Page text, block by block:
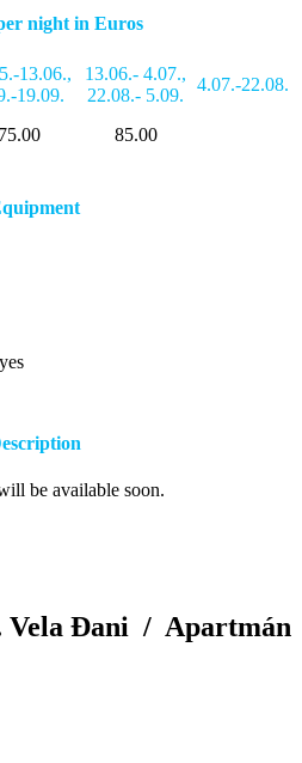
night in Euros
13.06.,
19.09.
13.06.- 4.07.,
22.08.- 5.09.
4.07.-22.08.
75.00 85.00
be available soon.
Vela Đani / Apartmán